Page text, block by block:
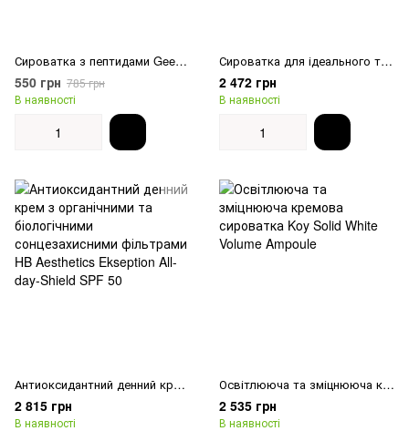
Сироватка з пептидами Geek & Gorgeous Power Peptides
550 грн 785 грн
В наявності
Сироватка для ідеального тону Theramid EVEN-IN Advanced Anti Spot Treatment
2 472 грн
В наявності
Антиоксидантний денний крем з органічними та біологічними сонцезахисними фільтрами HB Aesthetics Ekseption All-day-Shield SPF 50
2 815 грн
В наявності
Освітлююча та зміцнююча кремова сироватка Koy Solid White Volume Ampoule
2 535 грн
В наявності